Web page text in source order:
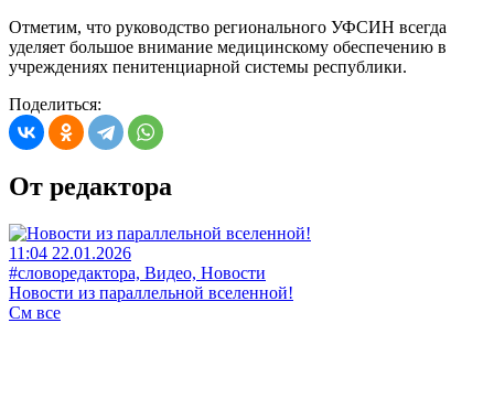
Отметим, что руководство регионального УФСИН всегда
уделяет большое внимание медицинскому обеспечению в
учреждениях пенитенциарной системы республики.
Поделиться:
От редактора
11:04 22.01.2026
#словоредактора, Видео, Новости
Новости из параллельной вселенной!
См все